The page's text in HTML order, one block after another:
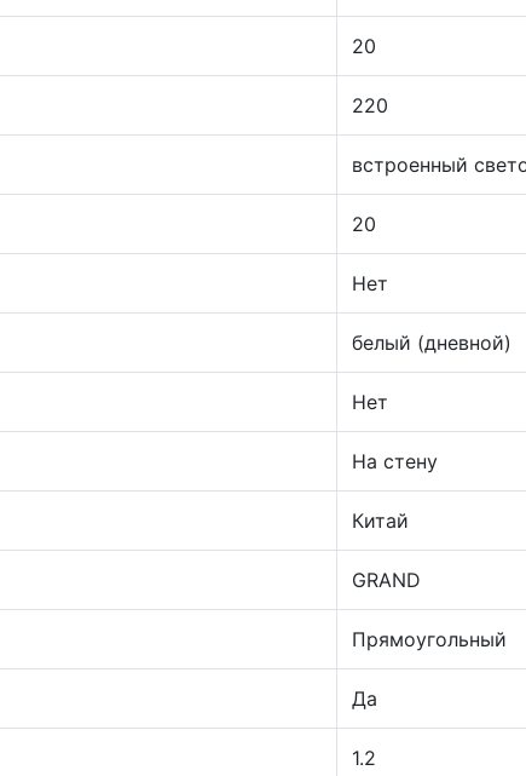
20
220
встроенный
20
Нет
белый (дневной)
Нет
На стену
Китай
GRAND
Прямоугольный
Да
1.2